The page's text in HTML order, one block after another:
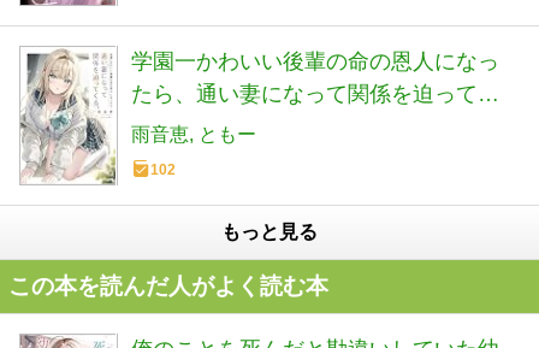
学園一かわいい後輩の命の恩人になっ
たら、通い妻になって関係を迫ってく
る。 (GA文庫)
雨音恵 ともー
102
もっと見る
この本を読んだ人がよく読む本